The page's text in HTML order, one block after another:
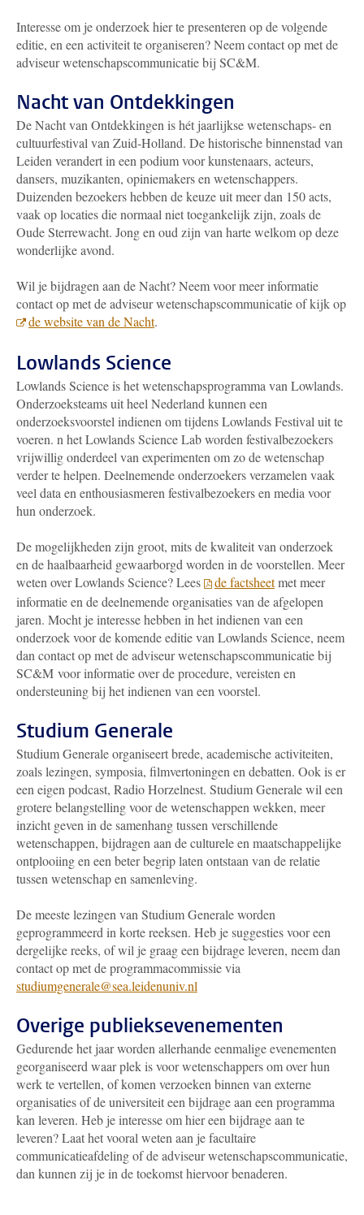
Interesse om je onderzoek hier te presenteren op de volgende
editie, en een activiteit te organiseren? Neem contact op met de
adviseur wetenschapscommunicatie bij SC&M.
Nacht van Ontdekkingen
De Nacht van Ontdekkingen is hét jaarlijkse wetenschaps- en
cultuurfestival van Zuid-Holland. De historische binnenstad van
Leiden verandert in een podium voor kunstenaars, acteurs,
dansers, muzikanten, opiniemakers en wetenschappers.
Duizenden bezoekers hebben de keuze uit meer dan 150 acts,
vaak op locaties die normaal niet toegankelijk zijn, zoals de
Oude Sterrewacht. Jong en oud zijn van harte welkom op deze
wonderlijke avond.
Wil je bijdragen aan de Nacht? Neem voor meer informatie
contact op met de adviseur wetenschapscommunicatie of kijk op
de website van de Nacht.
Lowlands Science
Lowlands Science is het wetenschapsprogramma van Lowlands.
Onderzoeksteams uit heel Nederland kunnen een
onderzoeksvoorstel indienen om tijdens Lowlands Festival uit te
voeren. n het Lowlands Science Lab worden festivalbezoekers
vrijwillig onderdeel van experimenten om zo de wetenschap
verder te helpen. Deelnemende onderzoekers verzamelen vaak
veel data en enthousiasmeren festivalbezoekers en media voor
hun onderzoek.
De mogelijkheden zijn groot, mits de kwaliteit van onderzoek
en de haalbaarheid gewaarborgd worden in de voorstellen. Meer
weten over Lowlands Science? Lees
de factsheetmet meer
informatie en de deelnemende organisaties van de afgelopen
jaren. Mocht je interesse hebben in het indienen van een
onderzoek voor de komende editie van Lowlands Science, neem
dan contact op met de adviseur wetenschapscommunicatie bij
SC&M voor informatie over de procedure, vereisten en
ondersteuning bij het indienen van een voorstel.
Studium Generale
Studium Generale organiseert brede, academische activiteiten,
zoals lezingen, symposia, filmvertoningen en debatten. Ook is er
een eigen podcast, Radio Horzelnest. Studium Generale wil een
grotere belangstelling voor de wetenschappen wekken, meer
inzicht geven in de samenhang tussen verschillende
wetenschappen, bijdragen aan de culturele en maatschappelijke
ontplooiing en een beter begrip laten ontstaan van de relatie
tussen wetenschap en samenleving.
De meeste lezingen van Studium Generale worden
geprogrammeerd in korte reeksen. Heb je suggesties voor een
dergelijke reeks, of wil je graag een bijdrage leveren, neem dan
contact op met de programmacommissie via
studiumgenerale@sea.leidenuniv.nl
Overige publieksevenementen
Gedurende het jaar worden allerhande eenmalige evenementen
georganiseerd waar plek is voor wetenschappers om over hun
werk te vertellen, of komen verzoeken binnen van externe
organisaties of de universiteit een bijdrage aan een programma
kan leveren. Heb je interesse om hier een bijdrage aan te
leveren? Laat het vooral weten aan je facultaire
communicatieafdeling of de adviseur wetenschapscommunicatie,
dan kunnen zij je in de toekomst hiervoor benaderen.